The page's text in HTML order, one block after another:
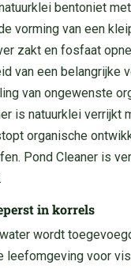
bentoniet
vorming van een
zakt en fosfaat
van een belangrijke
van ongewenste
is natuurklei verrijkt
organische
Pond Cleaner is
in korrels
wordt
leefomgeving voor